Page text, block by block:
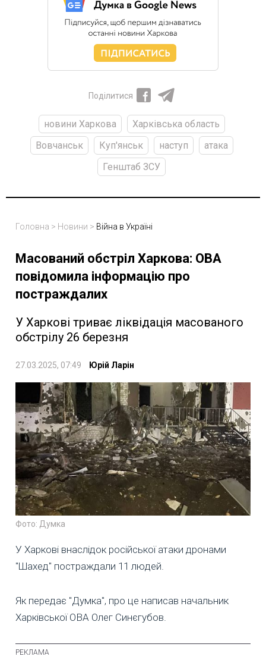
Поділитися
новини Харкова
Харківська область
Вовчанськ
Куп'янськ наступ
атака
Генштаб ЗСУ
Головна > Новини > Війна в Україні
Масований обстріл Харкова: ОВА
повідомила інформацію про
постраждалих
У Харкові триває ліквідація масованого
обстрілу 26 березня
27.03.2025, 07:49 Юрій Ларін
Фото: Думка
У Харкові внаслідок російської атаки дронами
"Шахед" постраждали 11 людей.
Як передає "Думка", про це написав начальник
Харківської ОВА Олег Синєгубов.